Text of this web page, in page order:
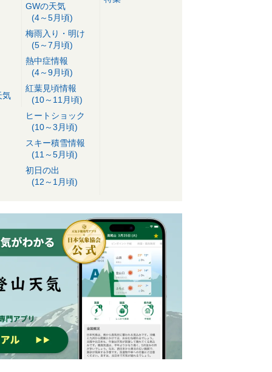
気
GWの天気
(4～5月頃)
梅雨入り・明け
(5～7月頃)
熱中症情報
(4～9月頃)
紅葉見頃情報
(10～11月頃)
ヒートショック
(10～3月頃)
スキー積雪情報
(11～5月頃)
初日の出
(12～1月頃)